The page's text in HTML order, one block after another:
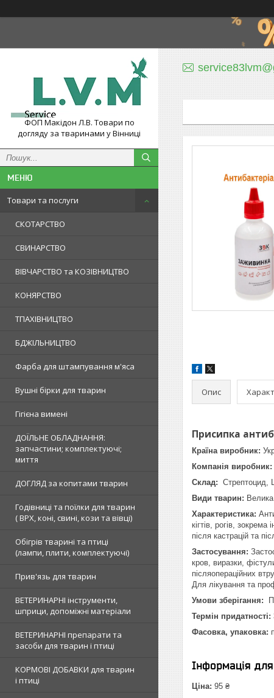
ФОП Макідон Л.В. Товари по
догляду за тваринами у Вінниці
Товари та послуги
СКОТАРСТВО
СВИНАРСТВО
ВІВЧАРСТВО та КОЗІВНИЦТВО
КОНЯРСТВО
ТПАХІВНИЦТВО
БДЖІЛЬНИЦТВО
Фарба для штампування м'яса
Вушні бірки для тварин
Гігієна вимені
ДОЇЛЬНЕ ОБЛАДНАННЯ:
запчастини; комплектуючі;
миття
ДОГЛЯД за копитами тварин
Годівниці та поїлки для тварин
( ВРХ, коні, свині, кози та вівці)
Обігрів тварині та птиці
(лампи, плити, комплектуючі)
Прив'язь для тварин
ВЕТЕРИНАРНІ інструменти,
шприци, допоміжні матеріали
ВЕТЕРИНАРНІ препарати та
засоби для тварин і птиці
КОРМОВІ ДОБАВКИ для тварин
і птиці
Опис
Присипка
Країна виробник:
Компанія виробник:
Склад: Стрептоцид,
Види тварин: Велика
Характеристика:
кігтів, рогів,
після кастрацій та
Застосування:
кров, виразки,
післяопераційних
Для лікування та
Умови зберігання:
Термін придатності:
Фасовка, упаковка:
Інформація
Ціна: 95 ₴